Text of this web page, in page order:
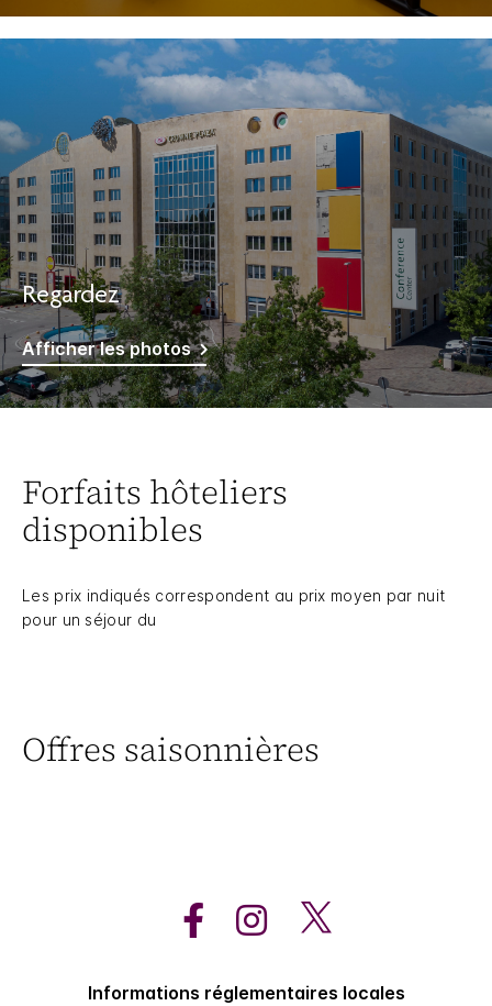
Regardez
Afficher les photos
Forfaits hôteliers
disponibles
Les prix indiqués correspondent au prix moyen par nuit
pour un séjour du
Offres saisonnières
Informations réglementaires locales